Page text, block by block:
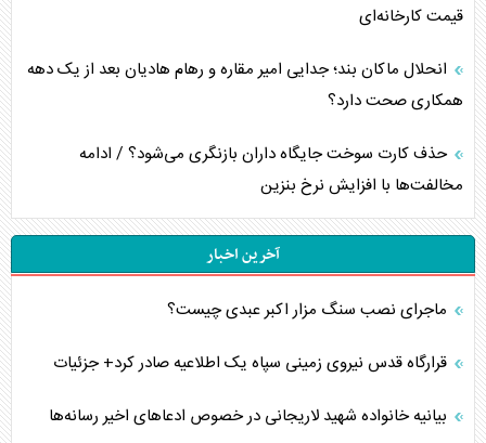
قیمت کارخانه‌ای
انحلال ماکان بند؛ جدایی امیر مقاره و رهام هادیان بعد از یک دهه
همکاری صحت دارد؟
حذف کارت سوخت جایگاه داران بازنگری می‌شود؟ / ادامه
مخالفت‌ها با افزایش نرخ بنزین
آخرین اخبار
ماجرای نصب سنگ مزار اکبر عبدی چیست؟
قرارگاه قدس نیروی زمینی سپاه یک اطلاعیه صادر کرد+ جزئیات
بیانیه خانواده شهید لاریجانی در خصوص ادعاهای اخیر رسانه‌ها